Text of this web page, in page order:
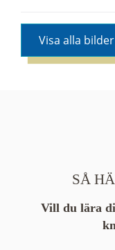
Visa alla bilder
SÅ
Vill du lära